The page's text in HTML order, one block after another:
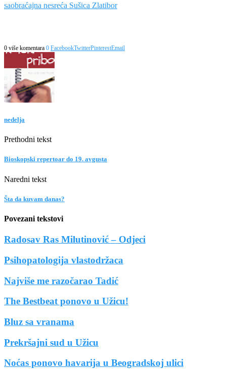
saobraćajna nesreća Sušica Zlatibor
0 više komentara 0 FacebookTwitterPinterestEmail
nedelja
Prethodni tekst
Bioskopski repertoar do 19. avgusta
Naredni tekst
Šta da kuvam danas?
Povezani tekstovi
Radosav Ras Milutinović – Odjeci
Psihopatologija vlastodržaca
Najviše me razočarao Tadić
The Bestbeat ponovo u Užicu!
Bluz sa vranama
Prekršajni sud u Užicu
Noćas ponovo havarija u Beogradskoj ulici